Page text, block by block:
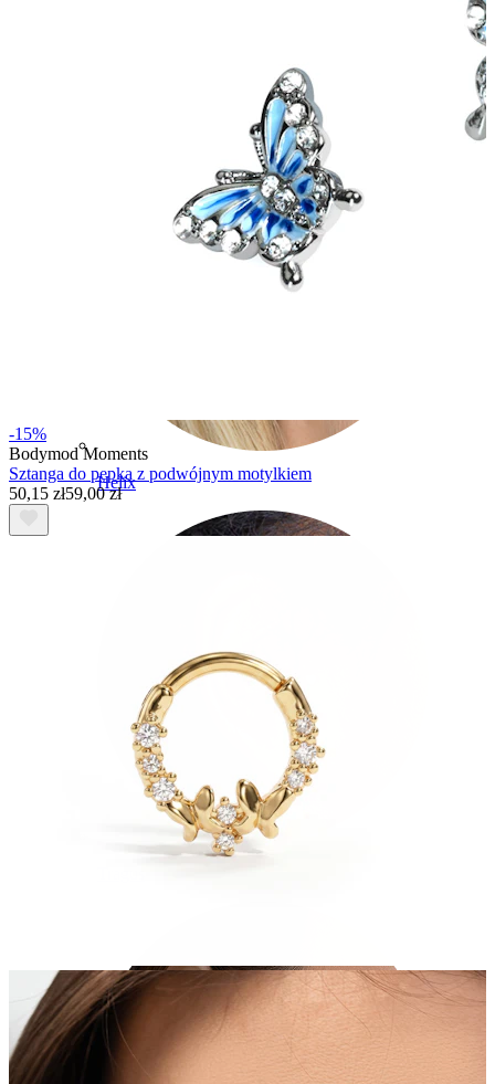
Helix
-15%
Bodymod Moments
Sztanga do pępka z podwójnym motylkiem
50,15 zł59,00 zł